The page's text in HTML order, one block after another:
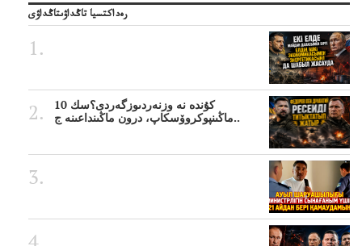
رەداكتسيا تاڭداۋىتاڭداۋى
10 كۇندە نە وزنەردىوزگەردى؟سك
ماڭىنپوكروۆسكاپ، درون ماڭىنداعىنە ج..